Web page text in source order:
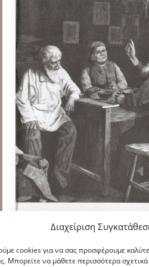
Διαχείριση
cookies για να σας προσφέρουμε
Μπορείτε να μάθετε περισσότερα